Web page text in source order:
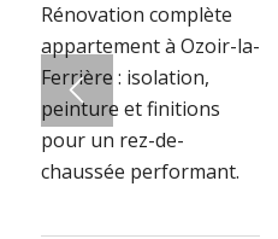
Rénovation complète
appartement à Ozoir-la-
Ferrière : isolation,
peinture et finitions
pour un rez-de-
chaussée performant.